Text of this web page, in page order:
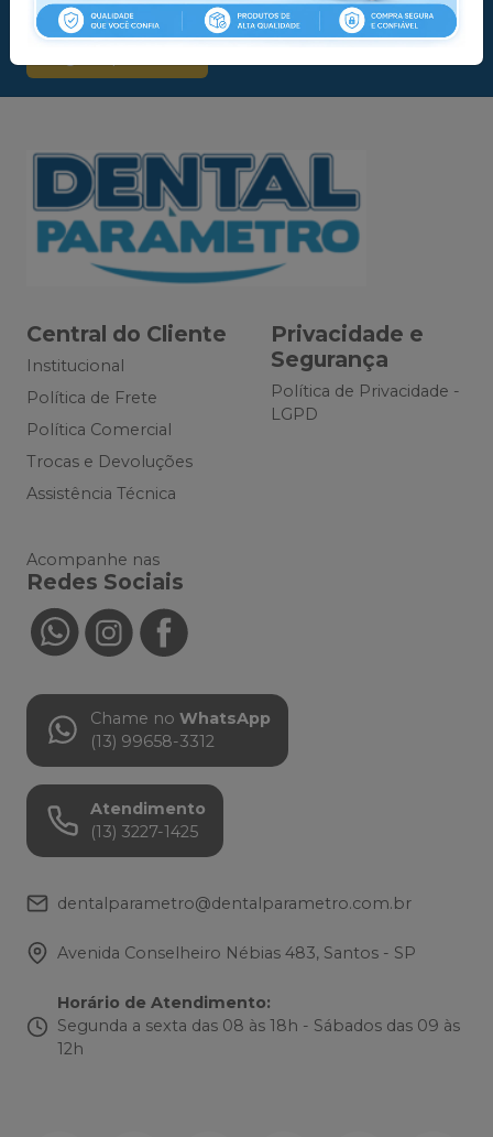
Central do Cliente
Institucional
Política de Frete
Política Comercial
Trocas e Devoluções
Assistência Técnica
Privacidade e
Segurança
Política de Privacidade -
LGPD
Acompanhe nas
Redes Sociais
Chame no WhatsApp
(13) 99658-3312
Atendimento
(13) 3227-1425
dentalparametro@dentalparametro.com.br
Avenida Conselheiro Nébias 483, Santos - SP
Horário de Atendimento:
Segunda a sexta das 08 às 18h - Sábados das 09 às
12h